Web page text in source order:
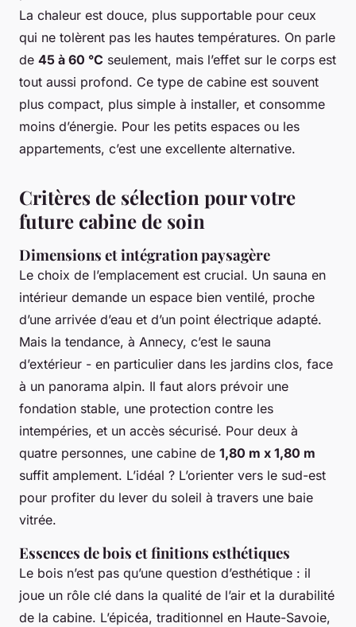
La chaleur est douce, plus supportable pour ceux
qui ne tolèrent pas les hautes températures. On parle
de 45 à 60 °C seulement, mais l’effet sur le corps est
tout aussi profond. Ce type de cabine est souvent
plus compact, plus simple à installer, et consomme
moins d’énergie. Pour les petits espaces ou les
appartements, c’est une excellente alternative.
Critères de sélection pour votre
future cabine de soin
Dimensions et intégration paysagère
Le choix de l’emplacement est crucial. Un sauna en
intérieur demande un espace bien ventilé, proche
d’une arrivée d’eau et d’un point électrique adapté.
Mais la tendance, à Annecy, c’est le sauna
d’extérieur - en particulier dans les jardins clos, face
à un panorama alpin. Il faut alors prévoir une
fondation stable, une protection contre les
intempéries, et un accès sécurisé. Pour deux à
quatre personnes, une cabine de 1,80 m x 1,80 m
suffit amplement. L’idéal ? L’orienter vers le sud-est
pour profiter du lever du soleil à travers une baie
vitrée.
Essences de bois et finitions esthétiques
Le bois n’est pas qu’une question d’esthétique : il
joue un rôle clé dans la qualité de l’air et la durabilité
de la cabine. L’épicéa, traditionnel en Haute-Savoie,